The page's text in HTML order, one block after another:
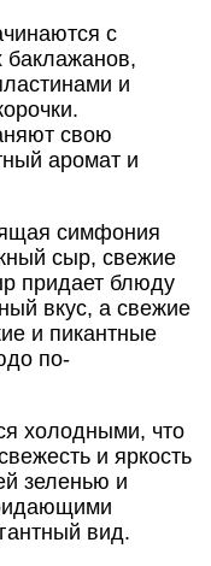
с
баклажанов,
и
свою
аромат и
симфония
сыр, свежие
придает блюду
вкус, а свежие
и пикантные
по-
холодными, что
и яркость
зеленью и
вид.